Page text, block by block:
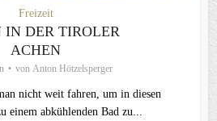
Freizeit
IN DER TIROLER
ACHEN
von Anton Hötzelsperger
nicht weit fahren, um in diesen
einem abkühlenden Bad zu...